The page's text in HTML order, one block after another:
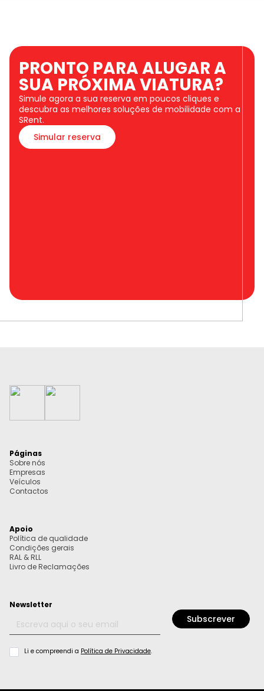
PRONTO PARA ALUGAR A
SUA PRÓXIMA VIATURA?
Simule agora a sua reserva em poucos cliques e
descubra as melhores soluções de mobilidade com a
SRent.
Simular reserva
Páginas
Sobre nós
Empresas
Veículos
Contactos
Apoio
Política de qualidade
Condições gerais
RAL & RLL
Livro de Reclamações
Newsletter
Política
de
Li e compreendi a Política de Privacidade.
Subscrever